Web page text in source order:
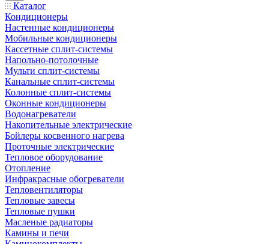
Каталог
Кондиционеры
Настенные кондиционеры
Мобильные кондиционеры
Кассетные сплит-системы
Напольно-потолочные
Мульти сплит-системы
Канальные сплит-системы
Колонные сплит-системы
Оконные кондиционеры
Водонагреватели
Накопительные электрические
Бойлеры косвенного нагрева
Проточные электрические
Тепловое оборудование
Отопление
Инфракрасные обогреватели
Тепловентиляторы
Тепловые завесы
Тепловые пушки
Масленые радиаторы
Камины и печи